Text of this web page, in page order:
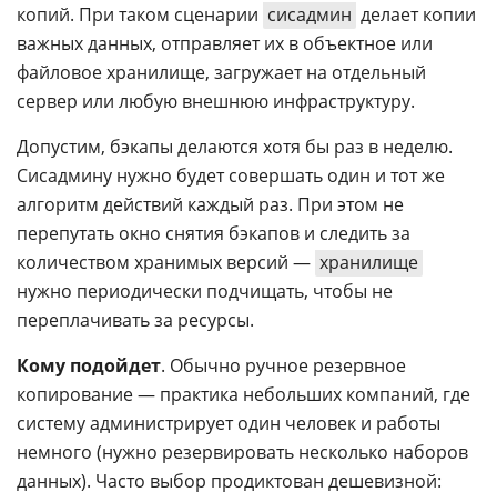
копий. При таком сценарии сисадмин делает копии
важных данных, отправляет их в объектное или
файловое хранилище, загружает на отдельный
сервер или любую внешнюю инфраструктуру.
Допустим, бэкапы делаются хотя бы раз в неделю.
Сисадмину нужно будет совершать один и тот же
алгоритм действий каждый раз. При этом не
перепутать окно снятия бэкапов и следить за
количеством хранимых версий — хранилище
нужно периодически подчищать, чтобы не
переплачивать за ресурсы.
Кому подойдет. Обычно ручное резервное
копирование — практика небольших компаний, где
систему администрирует один человек и работы
немного (нужно резервировать несколько наборов
данных). Часто выбор продиктован дешевизной: